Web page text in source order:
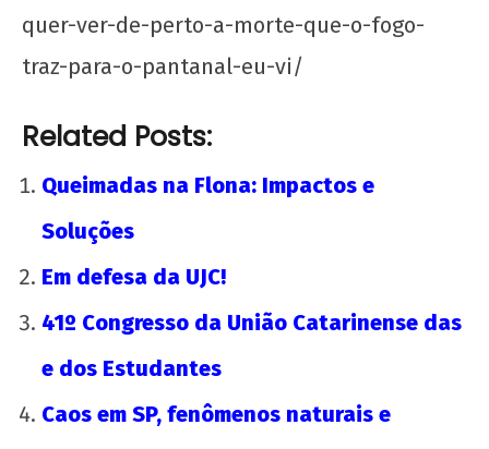
quer-ver-de-perto-a-morte-que-o-fogo-
traz-para-o-pantanal-eu-vi/
Related Posts:
Queimadas na Flona: Impactos e
Soluções
Em defesa da UJC!
41º Congresso da União Catarinense das
e dos Estudantes
Caos em SP, fenômenos naturais e